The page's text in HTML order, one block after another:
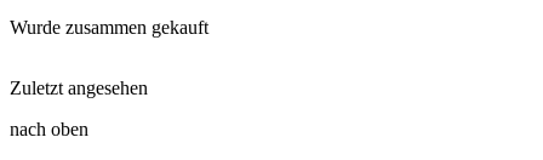
Wurde zusammen gekauft
Zuletzt angesehen
nach oben